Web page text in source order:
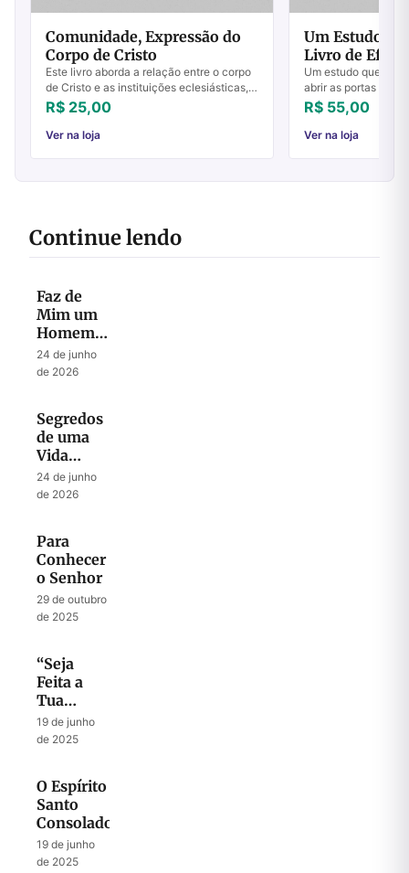
Comunidade, Expressão do
Corpo de Cristo
Este livro aborda a relação entre o corpo
de Cristo e as instituições eclesiásticas,
numa tentativa de apresentar a ligação e
a distinção entre ambos. No cen...
R$ 25,00
Ver na loja
Um Estudo
Livro de
Um estudo que
abrir as portas para
melhor deste livro
carta de Paulo aos
para m...
R$ 55,00
Ver na loja
Continue lendo
Faz de
Mim um
Homem
Segundo
o Teu
24 de junho
de 2026
Segredos
de uma
Vida
Abençoada
por Deus
24 de junho
de 2026
Para
Conhecer
o Senhor
29 de outubro
de 2025
“Seja
Feita a
Tua
Vontade”
19 de junho
de 2025
O Espírito
Santo
Consolador
19 de junho
de 2025